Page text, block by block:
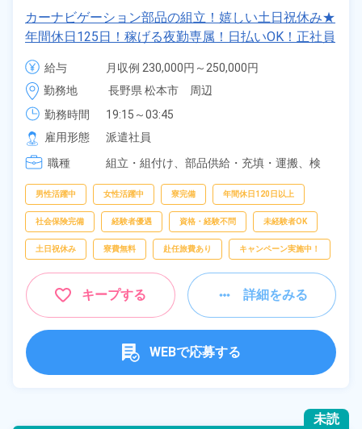
カーナビゲーション部品の組立！嬉しい土日祝休み★
年間休日125日！稼げる夜勤専属！日払いOK！正社員
登用制度あり！マイカー通勤OK！《長野県松本市》
給与
月収例 230,000円～250,000円
時給 1,230円～1,230円
勤務地
長野県 松本市　周辺
勤務時間
19:15～03:45
雇用形態
派遣社員
職種
組立・組付け、 部品供給・充填・運搬、 検
男性活躍中 女性活躍中 寮完備 年間休日120日以上
社会保険完備 経験者優遇 資格・経験不問 未経験者OK
土日祝休み 寮費無料 赴任旅費あり キャンペーン実施中！
キープする 詳細をみる
WEBで応募する
未読